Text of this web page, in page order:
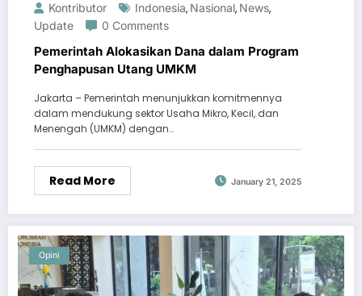
Kontributor Indonesia, Nasional, News,
Update
0 Comments
Pemerintah Alokasikan Dana dalam Program
Penghapusan Utang UMKM
Jakarta – Pemerintah menunjukkan komitmennya
dalam mendukung sektor Usaha Mikro, Kecil, dan
Menengah (UMKM) dengan…
Read More January 21, 2025
Opini